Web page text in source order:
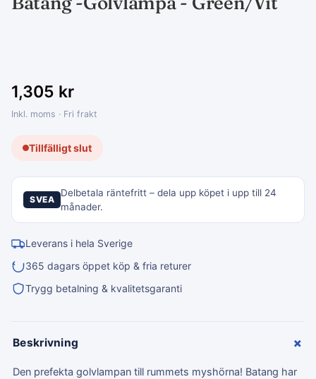
1,305 kr
Inkl. moms · Fri frakt
Tillfälligt slut
SVEA
Delbetala räntefritt – dela upp köpet i upp till 24
månader.
Leverans i hela Sverige
365 dagars öppet köp & fria returer
Trygg betalning & kvalitetsgaranti
Beskrivning +
Den prefekta golvlampan till rummets myshörna! Batang har